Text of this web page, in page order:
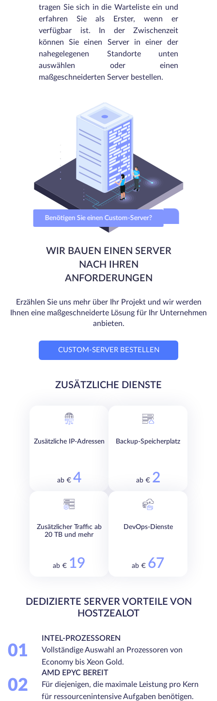
tragen Sie sich in die Warteliste ein und
erfahren Sie als Erster, wenn er
verfügbar ist. In der Zwischenzeit
können Sie einen Server in einer der
nahegelegenen Standorte unten
auswählen oder einen
maßgeschneiderten Server bestellen.
Benötigen Sie einen Custom-Server?
WIR BAUEN EINEN SERVER
NACH IHREN
ANFORDERUNGEN
Erzählen Sie uns mehr über Ihr Projekt und wir werden
Ihnen eine maßgeschneiderte Lösung für Ihr Unternehmen
anbieten.
CUSTOM-SERVER BESTELLEN
ZUSÄTZLICHE DIENSTE
Zusätzliche IP-Adressen
ab € 4
Backup-Speicherplatz
ab € 2
Zusätzlicher Traffic ab
20 TB und mehr
ab € 19
DevOps-Dienste
ab € 67
DEDIZIERTE SERVER VORTEILE VON
HOSTZEALOT
01
INTEL-PROZESSOREN
Vollständige Auswahl an Prozessoren von
Economy bis Xeon Gold.
02
AMD EPYC BEREIT
Für diejenigen, die maximale Leistung pro Kern
für ressourcenintensive Aufgaben benötigen.